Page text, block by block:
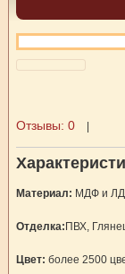
Отзывы: 0
Материал: МДФ и
Отделка: ПВХ,
Цвет: более 2500